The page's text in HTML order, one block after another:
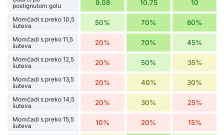
postignutom golu
9.08 10.75 10
Momčadi s preko 10,5
šuteva
50% 70% 60%
Momčadi s preko 11,5
šuteva
20% 70% 45%
Momčadi s preko 12,5
šuteva
20% 50% 35%
Momčadi s preko 13,5
šuteva
20% 40% 30%
Momčadi s preko 14,5
šuteva
20% 30% 25%
Momčadi s preko 15,5
šuteva
10% 20% 15%